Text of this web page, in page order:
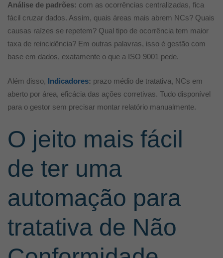
Análise de padrões: com as ocorrências centralizadas, fica
fácil cruzar dados. Assim, quais áreas mais abrem NCs? Quais
causas raízes se repetem? Qual tipo de ocorrência tem maior
taxa de reincidência? Em outras palavras, isso é gestão com
base em dados, exatamente o que a ISO 9001 pede.
Além disso, Indicadores: prazo médio de tratativa, NCs em
aberto por área, eficácia das ações corretivas. Tudo disponível
para o gestor sem precisar montar relatório manualmente.
O jeito mais fácil
de ter uma
automação para
tratativa de Não